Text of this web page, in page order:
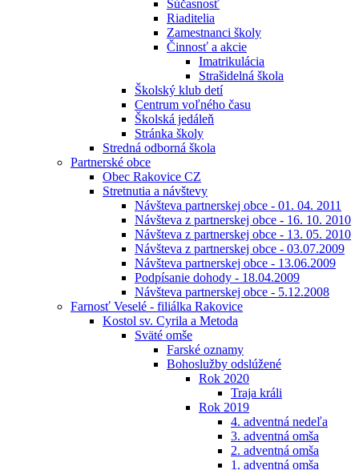
Súčasnosť
Riaditelia
Zamestnanci školy
Činnosť a akcie
Imatrikulácia
Strašidelná škola
Školský klub detí
Centrum voľného času
Školská jedáleň
Stránka školy
Stredná odborná škola
Partnerské obce
Obec Rakovice CZ
Stretnutia a návštevy
Návšteva partnerskej obce - 01. 04. 2011
Návšteva z partnerskej obce - 16. 10. 2010
Návšteva z partnerskej obce - 13. 05. 2010
Návšteva z partnerskej obce - 03.07.2009
Návšteva partnerskej obce - 13.06.2009
Podpísanie dohody - 18.04.2009
Návšteva partnerskej obce - 5.12.2008
Farnosť Veselé - filiálka Rakovice
Kostol sv. Cyrila a Metoda
Sväté omše
Farské oznamy
Bohoslužby odslúžené
Rok 2020
Traja králi
Rok 2019
4. adventná nedeľa
3. adventná omša
2. adventná omša
1. adventná omša